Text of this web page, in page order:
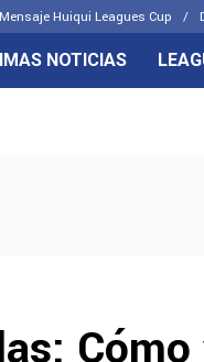
Mensaje Huiqui Leagues Cup
NOTICIAS